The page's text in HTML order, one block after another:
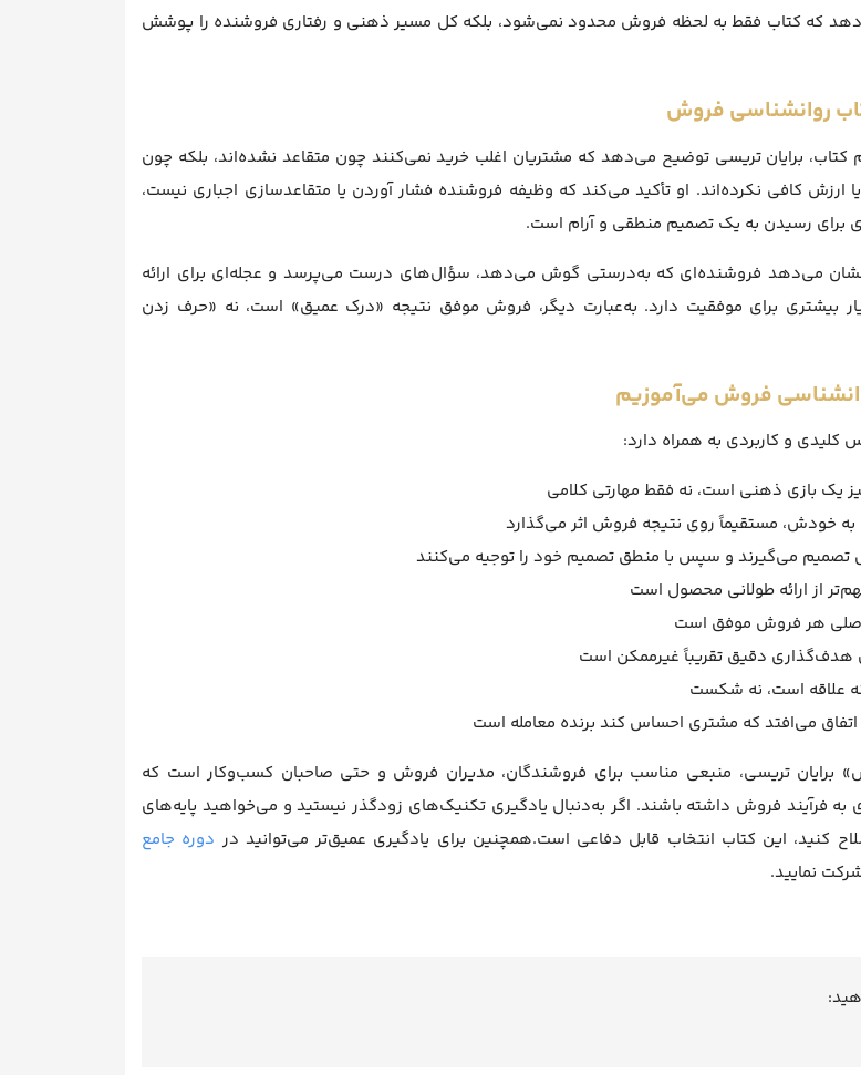
که کتاب فقط به لحظه فروش محدود نمی‌شود، بلکه کل مسیر ذهنی و رفتاری فروشنده را پوشش
روانشناسی فروش
برایان تریسی توضیح می‌دهد که مشتریان اغلب خرید نمی‌کنند چون متقاعد نشده‌اند، بلکه چون
ارزش کافی نکرده‌اند. او تأکید می‌کند که وظیفه فروشنده فشار آوردن یا متقاعدسازی اجباری نیست،
برای رسیدن به یک تصمیم منطقی و آرام است.
می‌دهد فروشنده‌ای که به‌درستی گوش می‌دهد، سؤال‌های درست می‌پرسد و عجله‌ای برای ارائه
بیشتری برای موفقیت دارد. به‌عبارت دیگر، فروش موفق نتیجه «درک عمیق» است، نه «حرف زدن
فروش می‌آموزیم
کلیدی و کاربردی به همراه دارد:
یک بازی ذهنی است، نه فقط مهارتی کلامی
به خودش، مستقیماً روی نتیجه فروش اثر می‌گذارد
تصمیم می‌گیرند و سپس با منطق تصمیم خود را توجیه می‌کنند
از ارائه طولانی محصول است
اصلی هر فروش موفق است
دقیق تقریباً غیرممکن است
علاقه است، نه شکست
می‌افتد که مشتری احساس کند برنده معامله است
برایان تریسی، منبعی مناسب برای فروشندگان، مدیران فروش و حتی صاحبان کسب‌وکار است که
فرآیند فروش داشته باشند. اگر به‌دنبال یادگیری تکنیک‌های زودگذر نیستید و می‌خواهید پایه‌های
کنید، این کتاب انتخاب قابل دفاعی است.همچنین برای یادگیری عمیق‌تر می‌توانید در دوره جامع
نمایید.